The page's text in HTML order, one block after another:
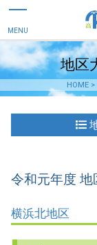
地区
HOME >
令和元年度
横浜北地区